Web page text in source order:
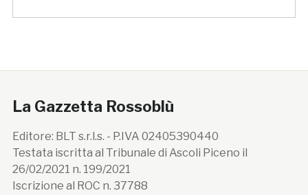
La Gazzetta Rossoblù
Editore: BLT s.r.l.s. - P.IVA 02405390440
Testata iscritta al Tribunale di Ascoli Piceno il
26/02/2021 n. 199/2021
Iscrizione al ROC n. 37788